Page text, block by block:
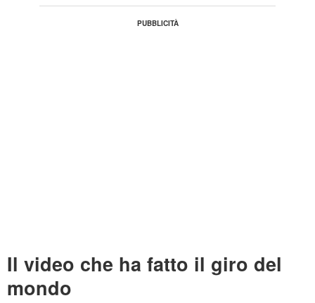
Il video che ha fatto il giro del
mondo